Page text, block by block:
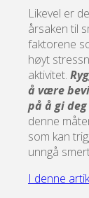
Likevel er
årsaken til
faktorene
høyt
aktivitet.
å være
på å gi
denne
som kan
unngå
I denne